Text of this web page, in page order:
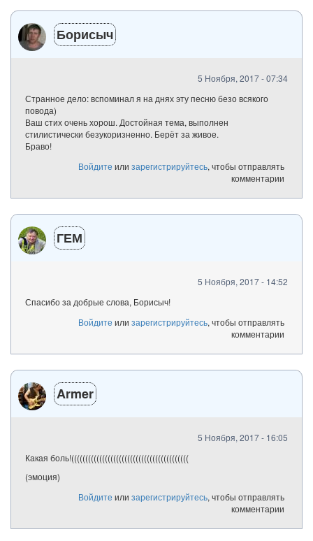
Борисыч
5 Ноября, 2017 - 07:34
Странное дело: вспоминал я на днях эту песню безо всякого
повода)
Ваш стих очень хорош. Достойная тема, выполнен
стилистически безукоризненно. Берёт за живое.
Браво!
Войдите или зарегистрируйтесь, чтобы отправлять
комментарии
ГЕМ
5 Ноября, 2017 - 14:52
Спасибо за добрые слова, Борисыч!
Войдите или зарегистрируйтесь, чтобы отправлять
комментарии
Armer
5 Ноября, 2017 - 16:05
Какая боль!((((((((((((((((((((((((((((((((((((((((((
(эмоция)
Войдите или зарегистрируйтесь, чтобы отправлять
комментарии